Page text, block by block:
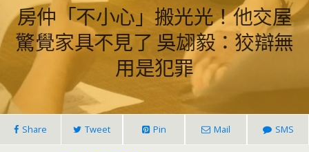
房仲「不小心」搬光光！他交屋
驚覺家具不見了 吳翃毅：狡辯無
用是犯罪
Share Tweet Pin Mail SMS